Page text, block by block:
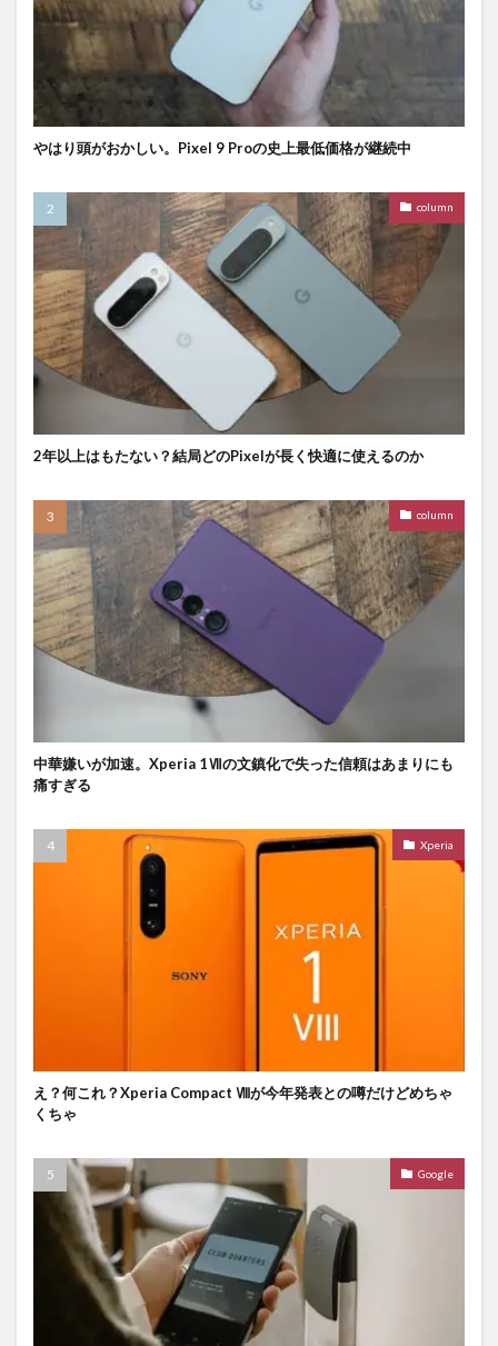
やはり頭がおかしい。Pixel 9 Proの史上最低価格が継続中
column
2年以上はもたない？結局どのPixelが長く快適に使えるのか
column
中華嫌いが加速。Xperia 1Ⅶの文鎮化で失った信頼はあまりにも
痛すぎる
Xperia
え？何これ？Xperia Compact Ⅷが今年発表との噂だけどめちゃ
くちゃ
Google